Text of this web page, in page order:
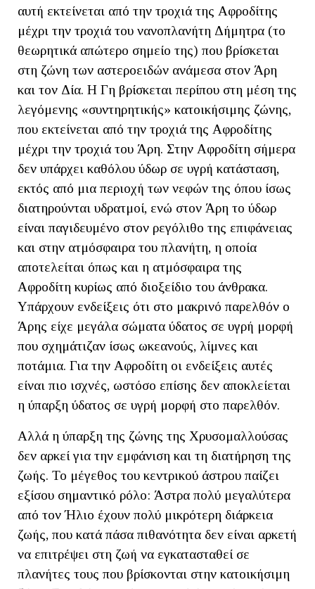
αυτή εκτείνεται από την τροχιά της Αφροδίτης
μέχρι την τροχιά του νανοπλανήτη Δήμητρα (το
θεωρητικά απώτερο σημείο της) που βρίσκεται
στη ζώνη των αστεροειδών ανάμεσα στον Άρη
και τον Δία. Η Γη βρίσκεται περίπου στη μέση της
λεγόμενης «συντηρητικής» κατοικήσιμης ζώνης,
που εκτείνεται από την τροχιά της Αφροδίτης
μέχρι την τροχιά του Άρη. Στην Αφροδίτη σήμερα
δεν υπάρχει καθόλου ύδωρ σε υγρή κατάσταση,
εκτός από μια περιοχή των νεφών της όπου ίσως
διατηρούνται υδρατμοί, ενώ στον Άρη το ύδωρ
είναι παγιδευμένο στον ρεγόλιθο της επιφάνειας
και στην ατμόσφαιρα του πλανήτη, η οποία
αποτελείται όπως και η ατμόσφαιρα της
Αφροδίτη κυρίως από διοξείδιο του άνθρακα.
Υπάρχουν ενδείξεις ότι στο μακρινό παρελθόν ο
Άρης είχε μεγάλα σώματα ύδατος σε υγρή μορφή
που σχημάτιζαν ίσως ωκεανούς, λίμνες και
ποτάμια. Για την Αφροδίτη οι ενδείξεις αυτές
είναι πιο ισχνές, ωστόσο επίσης δεν αποκλείεται
η ύπαρξη ύδατος σε υγρή μορφή στο παρελθόν.
Αλλά η ύπαρξη της ζώνης της Χρυσομαλλούσας
δεν αρκεί για την εμφάνιση και τη διατήρηση της
ζωής. Το μέγεθος του κεντρικού άστρου παίζει
εξίσου σημαντικό ρόλο: Άστρα πολύ μεγαλύτερα
από τον Ήλιο έχουν πολύ μικρότερη διάρκεια
ζωής, που κατά πάσα πιθανότητα δεν είναι αρκετή
να επιτρέψει στη ζωή να εγκατασταθεί σε
πλανήτες τους που βρίσκονται στην κατοικήσιμη